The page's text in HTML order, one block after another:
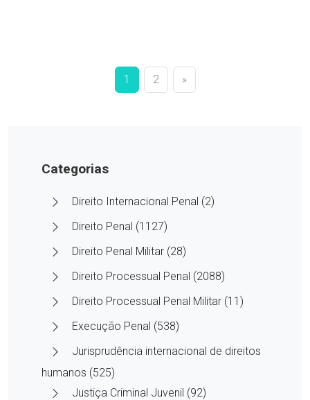
1 2 »
Categorias
Direito Internacional Penal (2)
Direito Penal (1127)
Direito Penal Militar (28)
Direito Processual Penal (2088)
Direito Processual Penal Militar (11)
Execução Penal (538)
Jurisprudência internacional de direitos
humanos (525)
Justiça Criminal Juvenil (92)